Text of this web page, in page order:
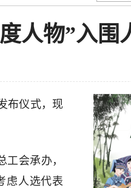
人物”入围
布仪式，现
会承办，
虑人选代表